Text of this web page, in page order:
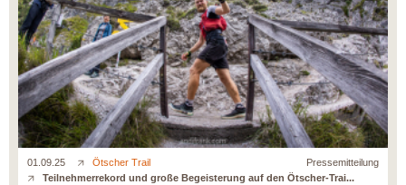
01.09.25 Ötscher Trail
Pressemitteilung
Teilnehmerrekord und große Begeisterung auf den Ötscher-Trai...